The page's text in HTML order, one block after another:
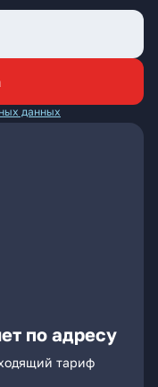
данных
по адресу
тариф